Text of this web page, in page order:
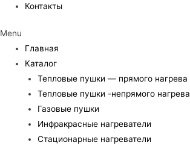
Контакты
Menu
Главная
Каталог
Тепловые пушки — прямого нагрева
Тепловые пушки -непрямого нагрева
Газовые пушки
Инфракрасные нагреватели
Стационарные нагреватели